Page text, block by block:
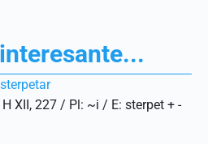
XII, 227 / Pl: ~i / E: sterpet + -